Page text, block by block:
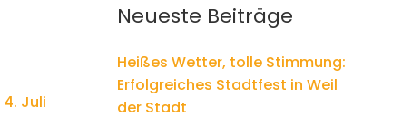
4. Juli
n
a
c
h
Neueste Beiträge
Heißes Wetter, tolle Stimmung:
Erfolgreiches Stadtfest in Weil
der Stadt